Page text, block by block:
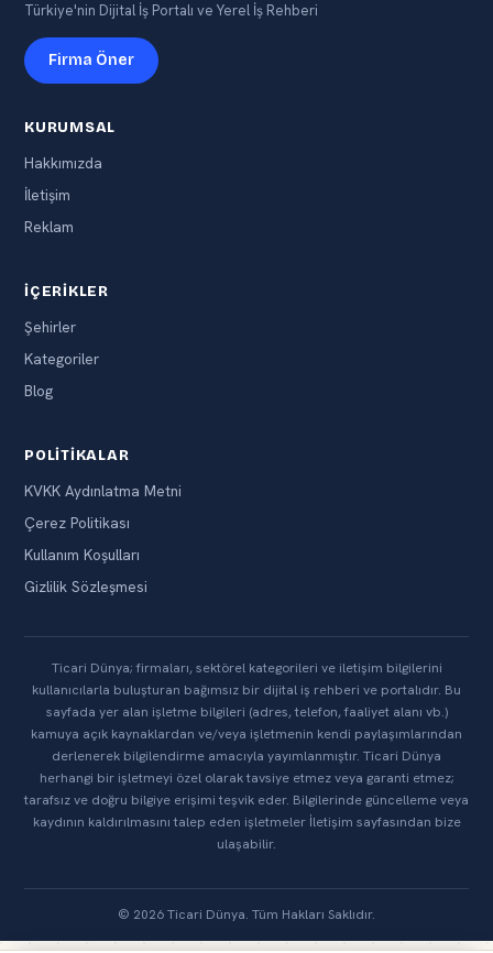
Türkiye'nin Dijital İş Portalı ve Yerel İş Rehberi
Firma Öner
KURUMSAL
Hakkımızda
İletişim
Reklam
İÇERIKLER
Şehirler
Kategoriler
Blog
POLITIKALAR
KVKK Aydınlatma Metni
Çerez Politikası
Kullanım Koşulları
Gizlilik Sözleşmesi
Ticari Dünya; firmaları, sektörel kategorileri ve iletişim bilgilerini
kullanıcılarla buluşturan bağımsız bir dijital iş rehberi ve portalıdır. Bu
sayfada yer alan işletme bilgileri (adres, telefon, faaliyet alanı vb.)
kamuya açık kaynaklardan ve/veya işletmenin kendi paylaşımlarından
derlenerek bilgilendirme amacıyla yayımlanmıştır. Ticari Dünya
herhangi bir işletmeyi özel olarak tavsiye etmez veya garanti etmez;
tarafsız ve doğru bilgiye erişimi teşvik eder. Bilgilerinde güncelleme veya
kaydının kaldırılmasını talep eden işletmeler İletişim sayfasından bize
ulaşabilir.
© 2026 Ticari Dünya. Tüm Hakları Saklıdır.